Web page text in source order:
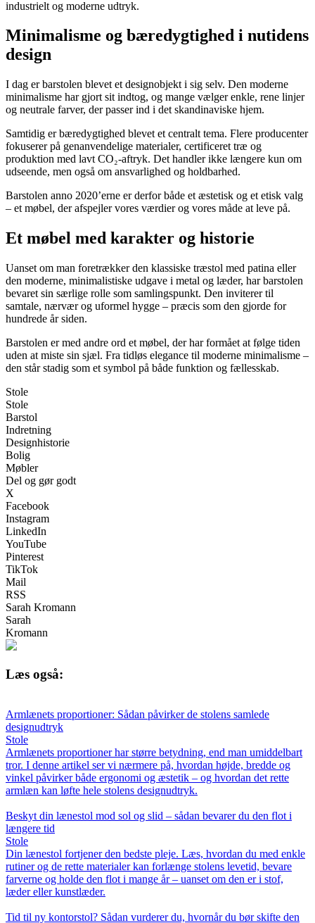
industrielt og moderne udtryk.
Minimalisme og bæredygtighed i nutidens
design
I dag er barstolen blevet et designobjekt i sig selv. Den moderne
minimalisme har gjort sit indtog, og mange vælger enkle, rene linjer
og neutrale farver, der passer ind i det skandinaviske hjem.
Samtidig er bæredygtighed blevet et centralt tema. Flere producenter
fokuserer på genanvendelige materialer, certificeret træ og
produktion med lavt CO₂-aftryk. Det handler ikke længere kun om
udseende, men også om ansvarlighed og holdbarhed.
Barstolen anno 2020’erne er derfor både et æstetisk og et etisk valg
– et møbel, der afspejler vores værdier og vores måde at leve på.
Et møbel med karakter og historie
Uanset om man foretrækker den klassiske træstol med patina eller
den moderne, minimalistiske udgave i metal og læder, har barstolen
bevaret sin særlige rolle som samlingspunkt. Den inviterer til
samtale, nærvær og uformel hygge – præcis som den gjorde for
hundrede år siden.
Barstolen er med andre ord et møbel, der har formået at følge tiden
uden at miste sin sjæl. Fra tidløs elegance til moderne minimalisme –
den står stadig som et symbol på både funktion og fællesskab.
Stole
Stole
Barstol
Indretning
Designhistorie
Bolig
Møbler
Del og gør godt
X
Facebook
Instagram
LinkedIn
YouTube
Pinterest
TikTok
Mail
RSS
Sarah Kromann
Sarah
Kromann
Læs også:
Armlænets proportioner: Sådan påvirker de stolens samlede
designudtryk
Stole
Armlænets proportioner har større betydning, end man umiddelbart
tror. I denne artikel ser vi nærmere på, hvordan højde, bredde og
vinkel påvirker både ergonomi og æstetik – og hvordan det rette
armlæn kan løfte hele stolens designudtryk.
Beskyt din lænestol mod sol og slid – sådan bevarer du den flot i
længere tid
Stole
Din lænestol fortjener den bedste pleje. Læs, hvordan du med enkle
rutiner og de rette materialer kan forlænge stolens levetid, bevare
farverne og holde den flot i mange år – uanset om den er i stof,
læder eller kunstlæder.
Tid til ny kontorstol? Sådan vurderer du, hvornår du bør skifte den